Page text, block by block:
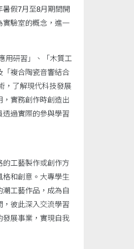
假7月至8月期間開
實驗室的概念，進一
用研習」、「木質工
複合陶瓷音響結合
，了解現代科技發展
實務創作時創造出
過實際的參與學習
工藝製作或創作方
和創意。大專學生
工藝作品，成為自
彼此深入交流學習
發展事業，實現自我